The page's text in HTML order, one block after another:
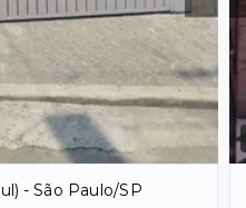
- São Paulo/SP